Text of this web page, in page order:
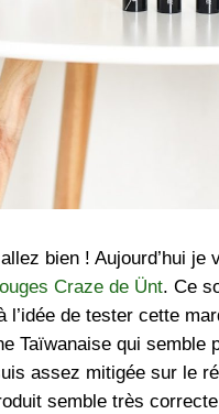
bien ! Aujourd’hui
Craze de Ünt. Ce
l’idée de tester cette
Taïwanaise qui
assez mitigée sur le
semble très